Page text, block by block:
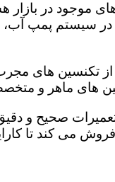
موجود در بازار
سیستم پمپ
تکنسین های
های ماهر و
صحیح و
می کند تا